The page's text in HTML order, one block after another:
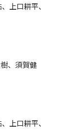
上口耕平、
、須賀健
上口耕平、